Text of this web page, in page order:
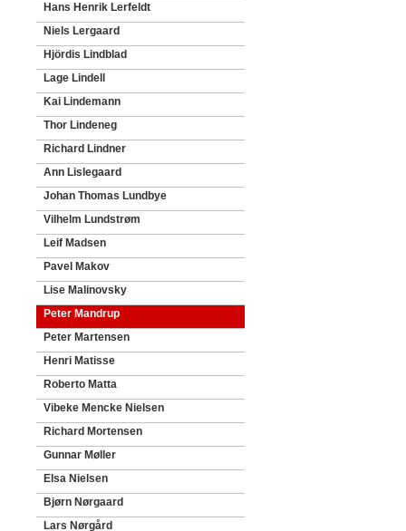
Hans Henrik Lerfeldt
Niels Lergaard
Hjördis Lindblad
Lage Lindell
Kai Lindemann
Thor Lindeneg
Richard Lindner
Ann Lislegaard
Johan Thomas Lundbye
Vilhelm Lundstrøm
Leif Madsen
Pavel Makov
Lise Malinovsky
Peter Mandrup
Peter Martensen
Henri Matisse
Roberto Matta
Vibeke Mencke Nielsen
Richard Mortensen
Gunnar Møller
Elsa Nielsen
Bjørn Nørgaard
Lars Nørgård